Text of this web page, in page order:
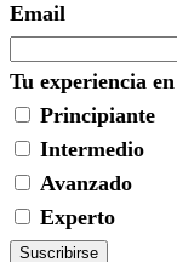
Email
Tu experiencia
Principiante
Intermedio
Avanzado
Experto
Suscribirse